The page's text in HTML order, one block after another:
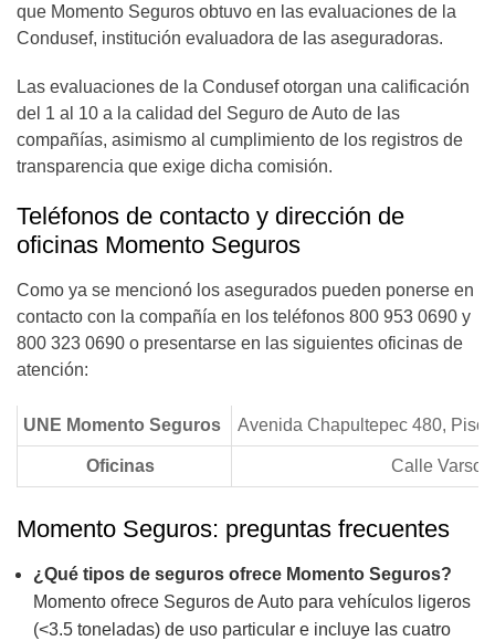
que Momento Seguros obtuvo en las evaluaciones de la
Condusef, institución evaluadora de las aseguradoras.
Las evaluaciones de la Condusef otorgan una calificación
del 1 al 10 a la calidad del Seguro de Auto de las
compañías, asimismo al cumplimiento de los registros de
transparencia que exige dicha comisión.
Teléfonos de contacto y dirección de
oficinas Momento Seguros
Como ya se mencionó los asegurados pueden ponerse en
contacto con la compañía en los teléfonos 800 953 0690 y
800 323 0690 o presentarse en las siguientes oficinas de
atención:
UNE Momento Seguros Avenida Chapultepec 480, Piso
Oficinas Calle
Momento Seguros: preguntas frecuentes
¿Qué tipos de seguros ofrece Momento Seguros?
Momento ofrece Seguros de Auto para vehículos ligeros
(<3.5 toneladas) de uso particular e incluye las cuatro